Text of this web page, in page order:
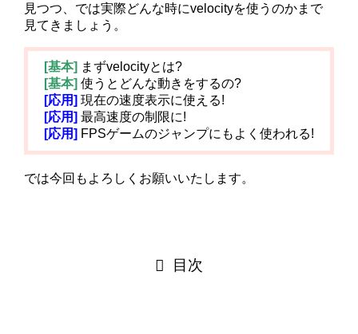
見つつ、では実際どんな時にvelocityを使うのかまで
見てきましょう。
[基本] まずvelocityとは?
[基本] 使うとどんな動きをするの?
[応用] 現在の速度表示に使える!
[応用] 最高速度の制限に!
[応用] FPSゲームのジャンプにもよく使われる!
では今回もよろしくお願いいたします。
目次